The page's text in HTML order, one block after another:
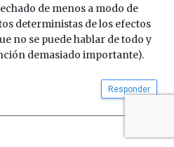
de menos a modo de
deterministas de los efectos
no se puede hablar de todo y
demasiado importante).
Responder